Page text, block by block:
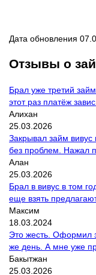
Дата обновления
Отзывы о
Брал уже третий
этот раз платёж
Алихан
25.03.2026
Закрывал займ
без проблем. Нажал
Алан
25.03.2026
Брал в вивус в том
еще взять
Максим
18.03.2024
Это жесть. Оформил
же день. А мне уже
Бакытжан
25.03.2026